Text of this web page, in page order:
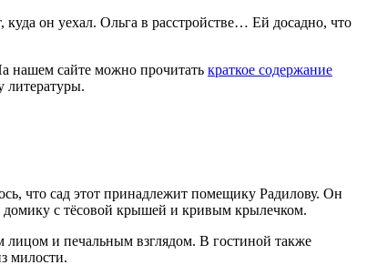
куда он уехал. Ольга в расстройстве… Ей досадно, что
нашем сайте можно прочитать краткое содержание
литературы.
что сад этот принадлежит помещику Радилову. Он
домику с тёсовой крышей и кривым крылечком.
и печальным взглядом. В гостиной также
милости.